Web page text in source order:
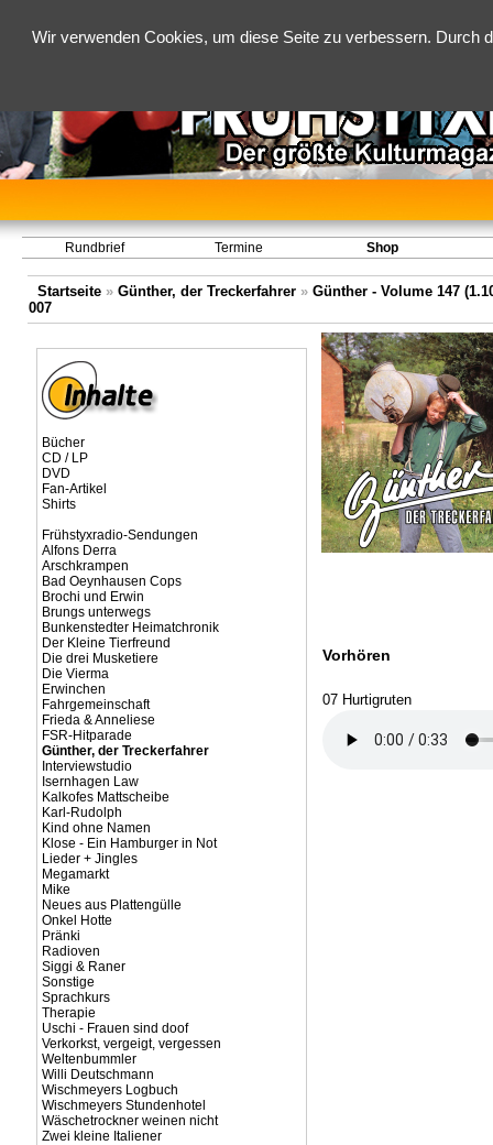
Wir verwenden Cookies, um diese Seite zu verbessern.
Rundbrief Termine Shop
Startseite» Günther, der Treckerfahrer» Günther - Volume 147
007
Bücher
CD / LP
DVD
Fan-Artikel
Shirts
Frühstyxradio-Sendungen
Alfons Derra
Arschkrampen
Bad Oeynhausen Cops
Brochi und Erwin
Brungs unterwegs
Bunkenstedter Heimatchronik
Der Kleine Tierfreund
Die drei Musketiere
Die Vierma
Erwinchen
Fahrgemeinschaft
Frieda & Anneliese
FSR-Hitparade
Günther, der Treckerfahrer
Interviewstudio
Isernhagen Law
Kalkofes Mattscheibe
Karl-Rudolph
Kind ohne Namen
Klose - Ein Hamburger in Not
Lieder + Jingles
Megamarkt
Mike
Neues aus Plattengülle
Onkel Hotte
Pränki
Radioven
Siggi & Raner
Sonstige
Sprachkurs
Therapie
Uschi - Frauen sind doof
Verkorkst, vergeigt, vergessen
Weltenbummler
Willi Deutschmann
Wischmeyers Logbuch
Wischmeyers Stundenhotel
Wäschetrockner weinen nicht
Zwei kleine Italiener
Vorhören
07 Hurtigruten